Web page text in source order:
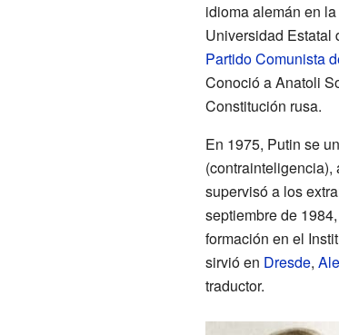
idioma alemán en
Universidad Estatal
Partido Comunista
Conoció a Anatoli
Constitución rusa.
En 1975, Putin se
(contrainteligencia),
supervisó a los
septiembre de
formación en el
sirvió en Dresde,
traductor.